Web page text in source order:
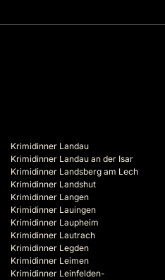
Krimidinner Landau
Krimidinner Landau an der Isar
Krimidinner Landsberg am Lech
Krimidinner Landshut
Krimidinner Langen
Krimidinner Lauingen
Krimidinner Laupheim
Krimidinner Lautrach
Krimidinner Legden
Krimidinner Leimen
Krimidinner Leinfelden-